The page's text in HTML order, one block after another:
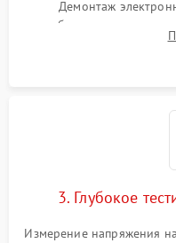
Демонтаж
преобразователя и
на окисление и
3. Глубокое
Измерение напряжения